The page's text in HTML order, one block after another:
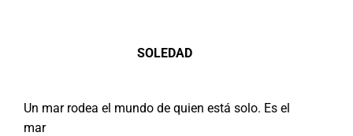
SOLEDAD
Un mar rodea el mundo de quien está solo. Es el
mar